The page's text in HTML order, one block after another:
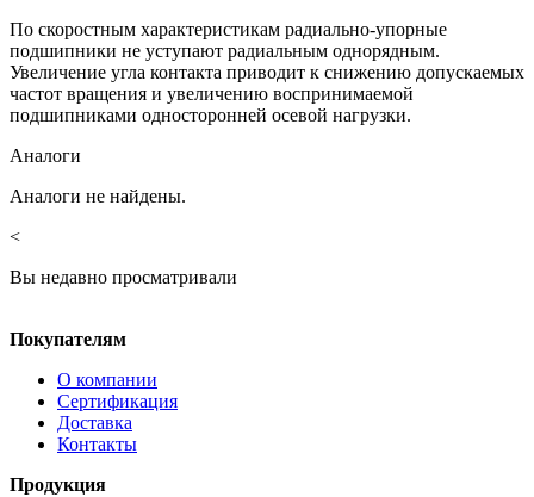
По скоростным характеристикам радиально-упорные
подшипники не уступают радиальным однорядным.
Увеличение угла контакта приводит к снижению допускаемых
частот вращения и увеличению воспринимаемой
подшипниками односторонней осевой нагрузки.
Аналоги
Аналоги не найдены.
<
Вы недавно просматривали
Покупателям
О компании
Сертификация
Доставка
Контакты
Продукция